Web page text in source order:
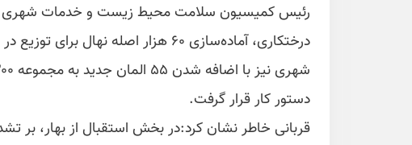
رئیس کمیسیون سلامت محیط زیست و خدمات شهری
درختکاری، آماده‌سازی ۶۰ هزار اصله
دستور کار قرار گرفت.
قربانی خاطر نشان کرد:در بخش استقبال از بهار، بر